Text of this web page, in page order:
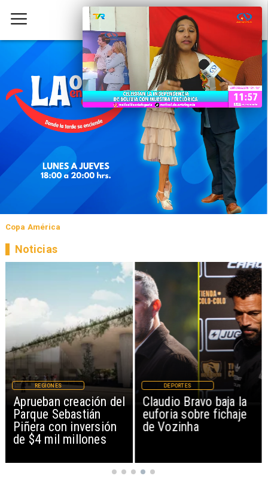
Copa América
Aprueban creación del
Parque Sebastián
Piñera con inversión
de $4 mil millones
REGIONES
Claudio Bravo baja la
euforia sobre fichaje
de Vozinha
DEPORTES
Noticias